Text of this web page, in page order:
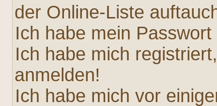
der Online-Liste
Ich habe mein
Ich habe mich
anmelden!
Ich habe mich vor